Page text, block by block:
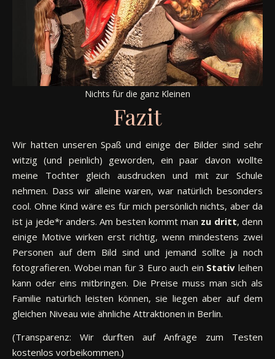
Nichts für die ganz Kleinen
Fazit
Wir hatten unseren Spaß und einige der Bilder sind sehr
witzig (und peinlich) geworden, ein paar davon wollte
meine Tochter gleich ausdrucken und mit zur Schule
nehmen. Dass wir alleine waren, war natürlich besonders
cool. Ohne Kind wäre es für mich persönlich nichts, aber da
ist ja jede*r anders. Am besten kommt man zu dritt, denn
einige Motive wirken erst richtig, wenn mindestens zwei
Personen auf dem Bild sind und jemand sollte ja noch
fotografieren. Wobei man für 3 Euro auch ein Stativ leihen
kann oder eins mitbringen. Die Preise muss man sich als
Familie natürlich leisten können, sie liegen aber auf dem
gleichen Niveau wie ähnliche Attraktionen in Berlin.
(Transparenz: Wir durften auf Anfrage zum Testen
kostenlos vorbeikommen.)